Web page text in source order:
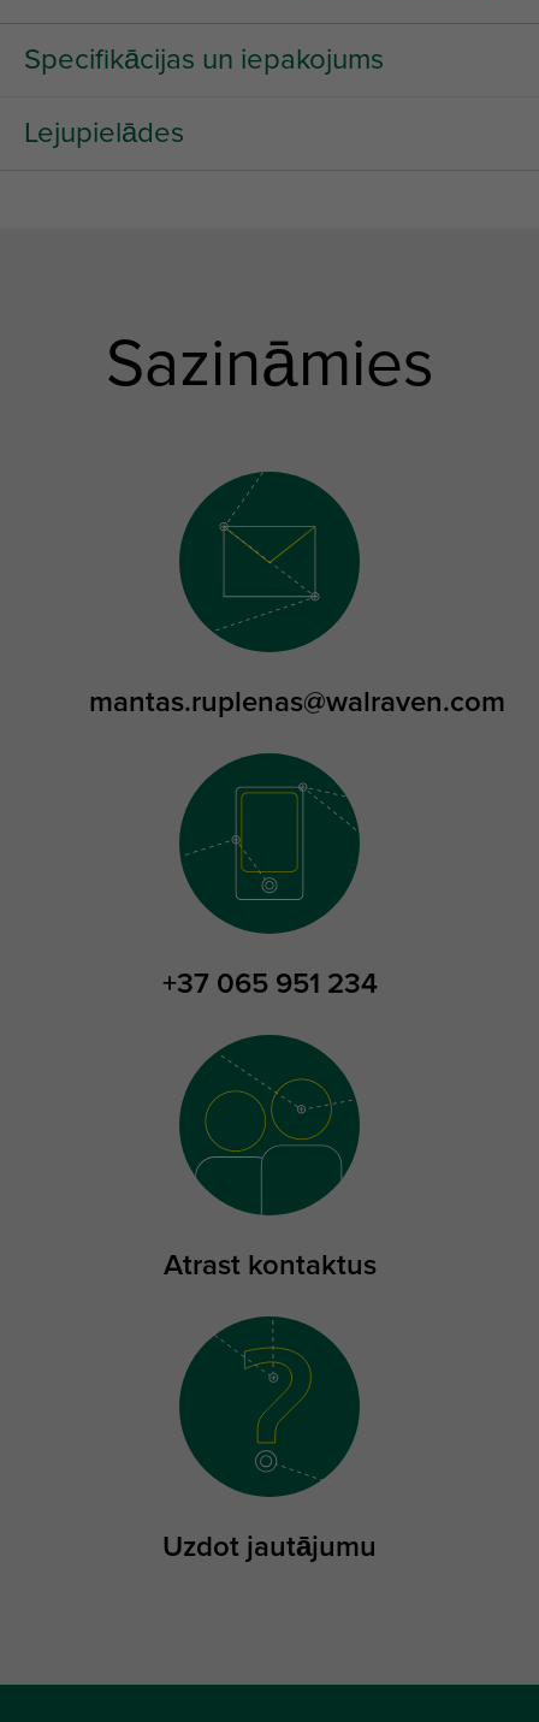
Specifikācijas un iepakojums
Lejupielādes
Sazināmies
mantas.ruplenas@walraven.com
+37 065 951 234
Atrast kontaktus
Uzdot jautājumu